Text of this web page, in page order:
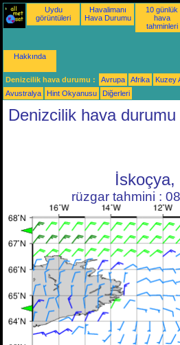
Uydu
görüntüleri
Havalimanı
Hava Durumu
10 günlük
hava
tahminleri
Hakkında
Denizcilik hava durumu : Avrupa Afrika Kuzey
Avustralya
Hint Okyanusu Diğerleri
Denizcilik hava
İskoçya,
rüzgar tahmini :